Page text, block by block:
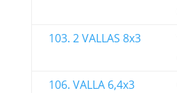
103. 2 VALLAS 8x3
106. VALLA 6,4x3